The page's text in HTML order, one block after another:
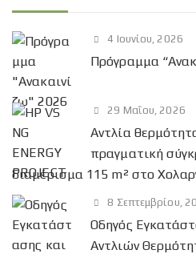
η
σ
η
γ
ι
α
:
4 Ιουνίου, 2026
Πρόγραμμα
29 Μαΐου, 2026
Αντλία
πραγματική
διαμέρισμα 115 m² στο
8 Σεπτεμβρίου,
Οδηγός
Αντλιών